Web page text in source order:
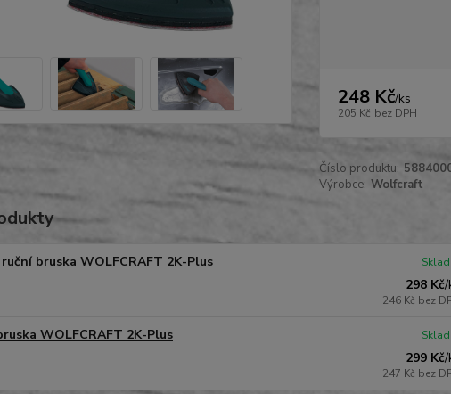
248 Kč/ks
205 Kč bez DPH
Číslo produktu:
Výrobce: Wolfcraft
bruska WOLFCRAFT 2K-Plus
298 Kč/
246 Kč bez
WOLFCRAFT 2K-Plus
299 Kč/
247 Kč bez